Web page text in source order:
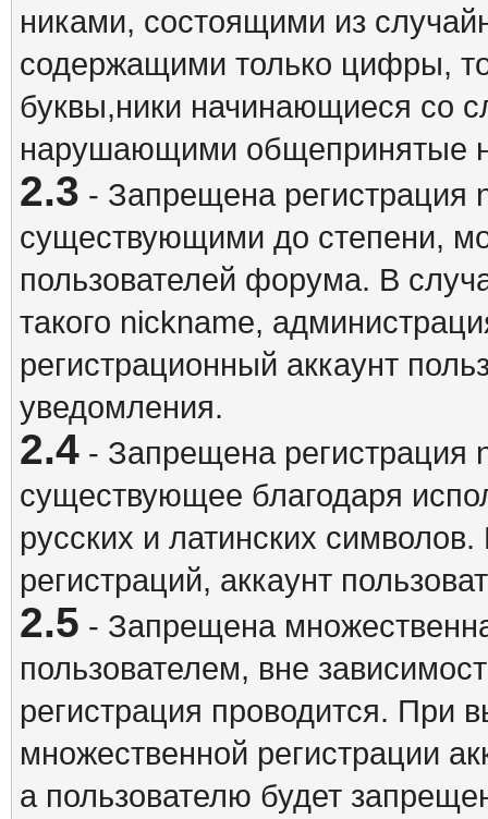
никами, состоящими из
содержащими только цифры,
буквы,ники начинающиеся со
нарушающими общепринятые
2.3 - Запрещена регистрация
существующими до степени,
пользователей форума. В
такого nickname,
регистрационный аккаунт
уведомления.
2.4- Запрещена регистрация
существующее благодаря
русских и латинских
регистраций, аккаунт
2.5 - Запрещена
пользователем, вне
регистрация проводится. При
множественной регистрации
а пользователю будет